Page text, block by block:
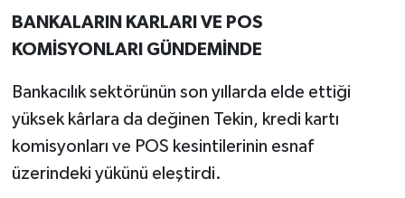
BANKALARIN KARLARI VE POS
KOMİSYONLARI GÜNDEMİNDE
Bankacılık sektörünün son yıllarda elde ettiği
yüksek kârlara da değinen Tekin, kredi kartı
komisyonları ve POS kesintilerinin esnaf
üzerindeki yükünü eleştirdi.